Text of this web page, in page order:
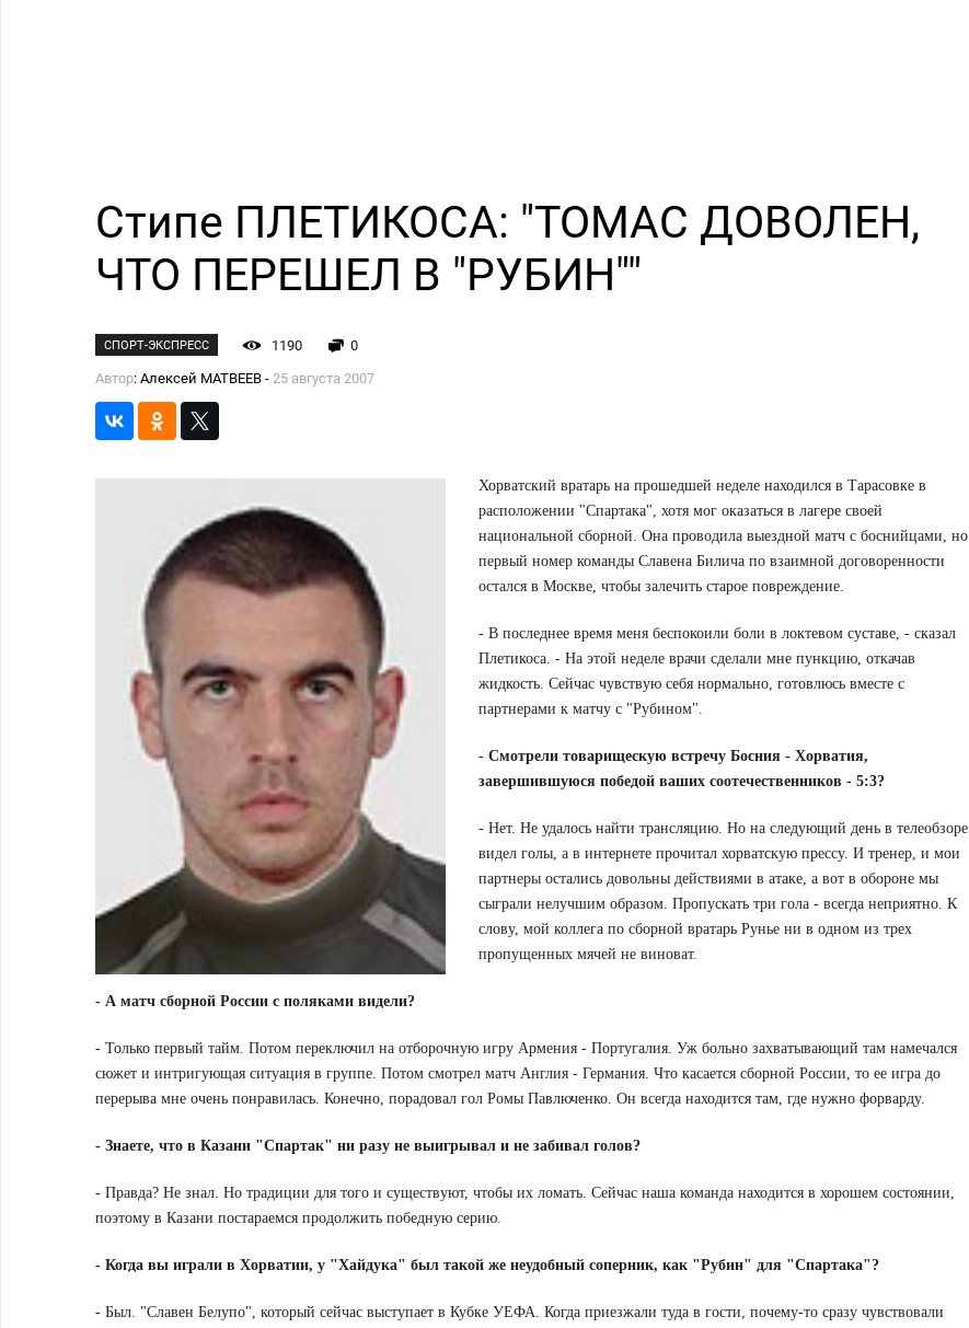
Стипе ПЛЕТИКОСА: "ТОМАС ДОВОЛЕН,
ЧТО ПЕРЕШЕЛ В "РУБИН""
СПОРТ-ЭКСПРЕСС 1190
0
Автор: Алексей МАТВЕЕВ - 25 августа 2007
Хорватский вратарь на прошедшей неделе находился в Тарасовке в
расположении "Спартака", хотя мог оказаться в лагере своей
национальной сборной. Она проводила выездной матч с боснийцами, но
первый номер команды Славена Билича по взаимной договоренности
остался в Москве, чтобы залечить старое повреждение.
- В последнее время меня беспокоили боли в локтевом суставе, - сказал
Плетикоса. - На этой неделе врачи сделали мне пункцию, откачав
жидкость. Сейчас чувствую себя нормально, готовлюсь вместе с
партнерами к матчу с "Рубином".
- Смотрели товарищескую встречу Босния - Хорватия,
завершившуюся победой ваших соотечественников - 5:3?
- Нет. Не удалось найти трансляцию. Но на следующий день в телеобзоре
видел голы, а в интернете прочитал хорватскую прессу. И тренер, и мои
партнеры остались довольны действиями в атаке, а вот в обороне мы
сыграли нелучшим образом. Пропускать три гола - всегда неприятно. К
слову, мой коллега по сборной вратарь Рунье ни в одном из трех
пропущенных мячей не виноват.
- А матч сборной России с поляками видели?
- Только первый тайм. Потом переключил на отборочную игру Армения - Португалия. Уж больно захватывающий там намечался
сюжет и интригующая ситуация в группе. Потом смотрел матч Англия - Германия. Что касается сборной России, то ее игра до
перерыва мне очень понравилась. Конечно, порадовал гол Ромы Павлюченко. Он всегда находится там, где нужно форварду.
- Знаете, что в Казани "Спартак" ни разу не выигрывал и не забивал голов?
- Правда? Не знал. Но традиции для того и существуют, чтобы их ломать. Сейчас наша команда находится в хорошем состоянии,
поэтому в Казани постараемся продолжить победную серию.
- Когда вы играли в Хорватии, у "Хайдука" был такой же неудобный соперник, как "Рубин" для "Спартака"?
- Был. "Славен Белупо", который сейчас выступает в Кубке УЕФА. Когда приезжали туда в гости, почему-то сразу чувствовали